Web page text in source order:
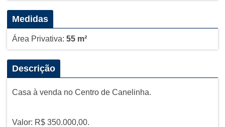
Medidas
Área Privativa: 55 m²
Descrição
Casa à venda no Centro de Canelinha.
Valor: R$ 350.000,00.